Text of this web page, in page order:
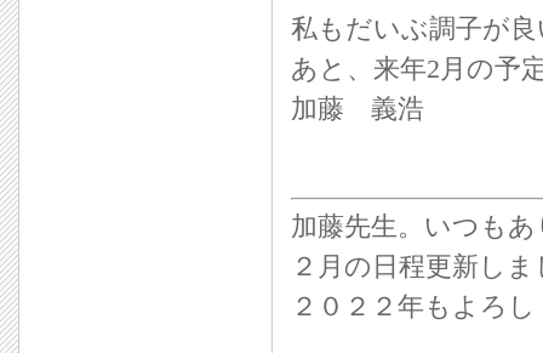
私もだいぶ調子が
あと、来年2月の予
加藤 義浩
加藤先生。いつも
２月の日程更新し
２０２２年もよろ